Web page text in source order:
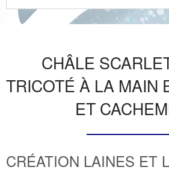
CHÂLE
TRICOTÉ À LA MAIN
ET
CRÉATION LAINES ET